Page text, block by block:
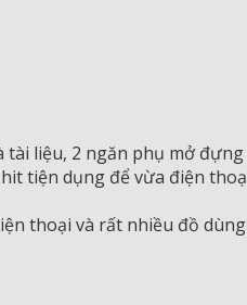
liệu, 2 ngăn phụ mở đựng
tiện dụng để vừa điện
thoại và rất nhiều đồ